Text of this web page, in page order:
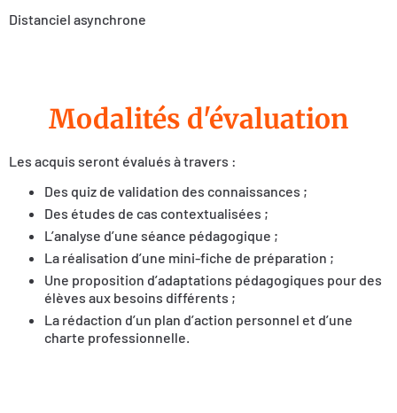
Distanciel asynchrone
Modalités d'évaluation
Les acquis seront évalués à travers :
Des quiz de validation des connaissances ;
Des études de cas contextualisées ;
L’analyse d’une séance pédagogique ;
La réalisation d’une mini-fiche de préparation ;
Une proposition d’adaptations pédagogiques pour des
élèves aux besoins différents ;
La rédaction d’un plan d’action personnel et d’une
charte professionnelle.